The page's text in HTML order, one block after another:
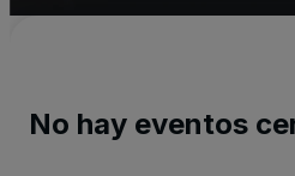
No hay eventos